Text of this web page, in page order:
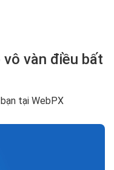
vàn điều bất
tại WebPX